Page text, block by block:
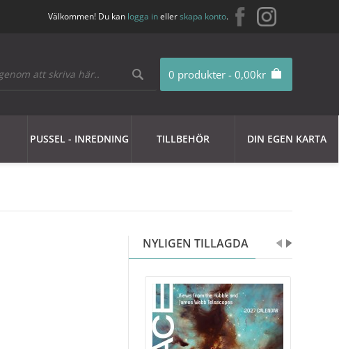
Välkommen! Du kan logga inellerskapa konto.
0 produkter - 0,00kr
PUSSEL - INREDNING TILLBEHÖR DIN EGEN KARTA
NYLIGEN TILLAGDA